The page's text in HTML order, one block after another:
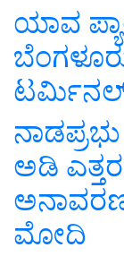
ಯಾವ
ಅಡಿ
ಮೋದಿ